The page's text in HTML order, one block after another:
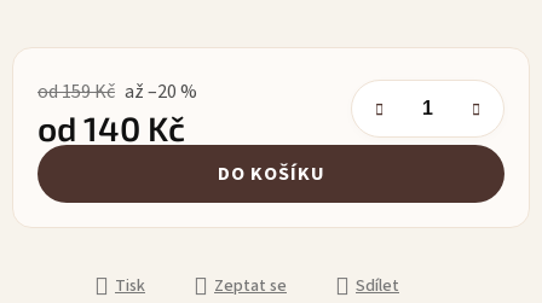
od 159 Kč až –20 %
od 140 Kč
Měrná cena: DO KOŠÍKU
Tisk Zeptat se Sdílet